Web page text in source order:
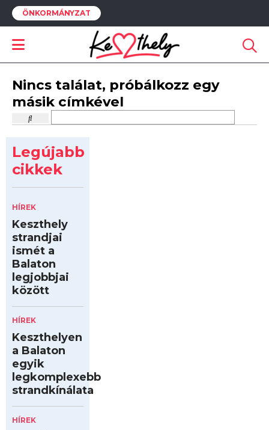
ÖNKORMÁNYZAT
Nincs találat, próbálkozz egy
másik címkével
Legújabb
cikkek
HÍREK
Keszthely
strandjai
ismét a
Balaton
legjobbjai
között
HÍREK
Keszthelyen
a Balaton
egyik
legkomplexebb
strandkínálata
HÍREK